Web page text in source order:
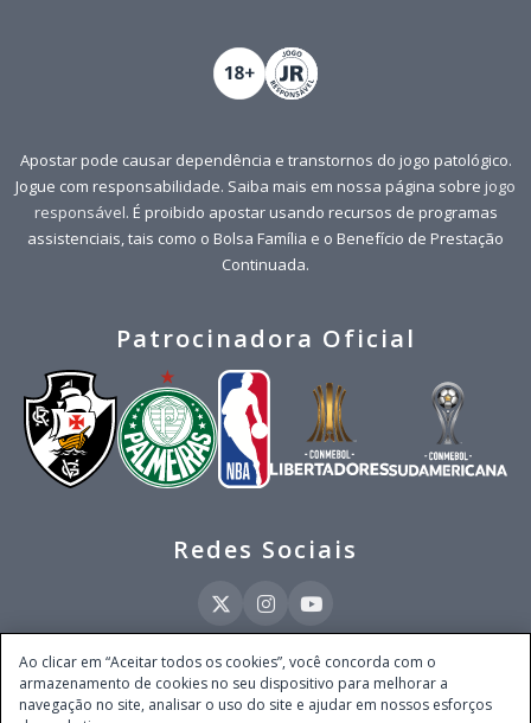
Apostar pode causar dependência e transtornos do jogo patológico.
Jogue com responsabilidade. Saiba mais em nossa página sobre jogo
responsável. É proibido apostar usando recursos de programas
assistenciais, tais como o Bolsa Família e o Benefício de Prestação
Continuada.
Patrocinadora Oficial
Redes Sociais
Este site é operado pela Ventmear Brasil LTDA (CNPJ 52.868.380/0001-84), com
endereço na Avenida Brigadeiro Faria Lima, nº 4.055, 3º andar, Itaim Bibi, no
Ao clicar em “Aceitar todos os cookies”, você concorda com o
armazenamento de cookies no seu dispositivo para melhorar a
navegação no site, analisar o uso do site e ajudar em nossos esforços